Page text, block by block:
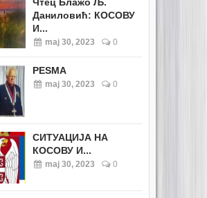
Чтец Блажо Љ.
Даниловић: КОСОВУ
И...
maj 30, 2023 0
PESMA
maj 30, 2023 0
СИТУАЦИЈА НА
КОСОВУ И...
maj 30, 2023 0